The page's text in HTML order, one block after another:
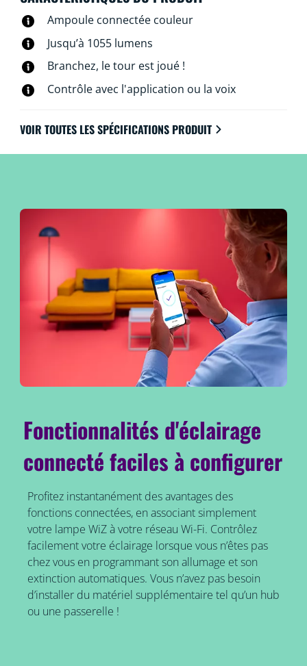
connectent directement au Wi-Fi.
Ampoule connectée couleur
Jusqu’à 1055 lumens
Branchez, le tour est joué !
Contrôle avec l'application ou la voix
VOIR TOUTES LES SPÉCIFICATIONS PRODUIT
Fonctionnalités d'éclairage
connecté faciles à configurer
Profitez instantanément des avantages des
fonctions connectées, en associant simplement
votre lampe WiZ à votre réseau Wi-Fi. Contrôlez
facilement votre éclairage lorsque vous n’êtes pas
chez vous en programmant son allumage et son
extinction automatiques. Vous n’avez pas besoin
d’installer du matériel supplémentaire tel qu’un hub
ou une passerelle !